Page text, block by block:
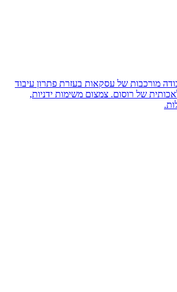
מורכבות של עסקאות בעזרת פתרון עיבוד
של רוסום. צמצום משימות ידניות,